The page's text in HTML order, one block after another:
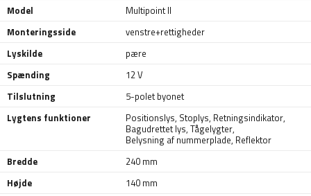
Model
Multipoint II
Monteringsside
venstre+rettigheder
Lyskilde
pære
Spænding
12 V
Tilslutning
5-polet byonet
Lygtens funktioner
Positionslys, Stoplys, Retningsindikator,
Bagudrettet lys,Tågelygter,
Belysning af nummerplade, Reflektor
Bredde
240 mm
Højde
140 mm